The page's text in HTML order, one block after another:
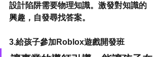
設計陷阱需要物理知識。激發對知識的
興趣，自發尋找答案。
3.給孩子參加Roblox遊戲開發班